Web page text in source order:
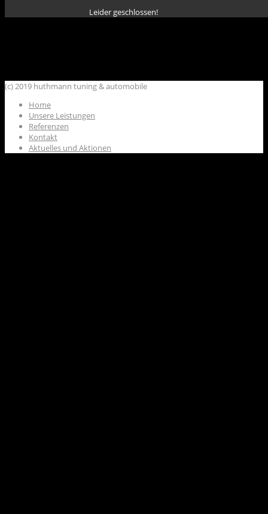
Leider geschlossen!
(c) 2019 huthmann tuning & automobile
Home
Unsere Leistungen
Referenzen
Kontakt
Aktuelles und Aktionen